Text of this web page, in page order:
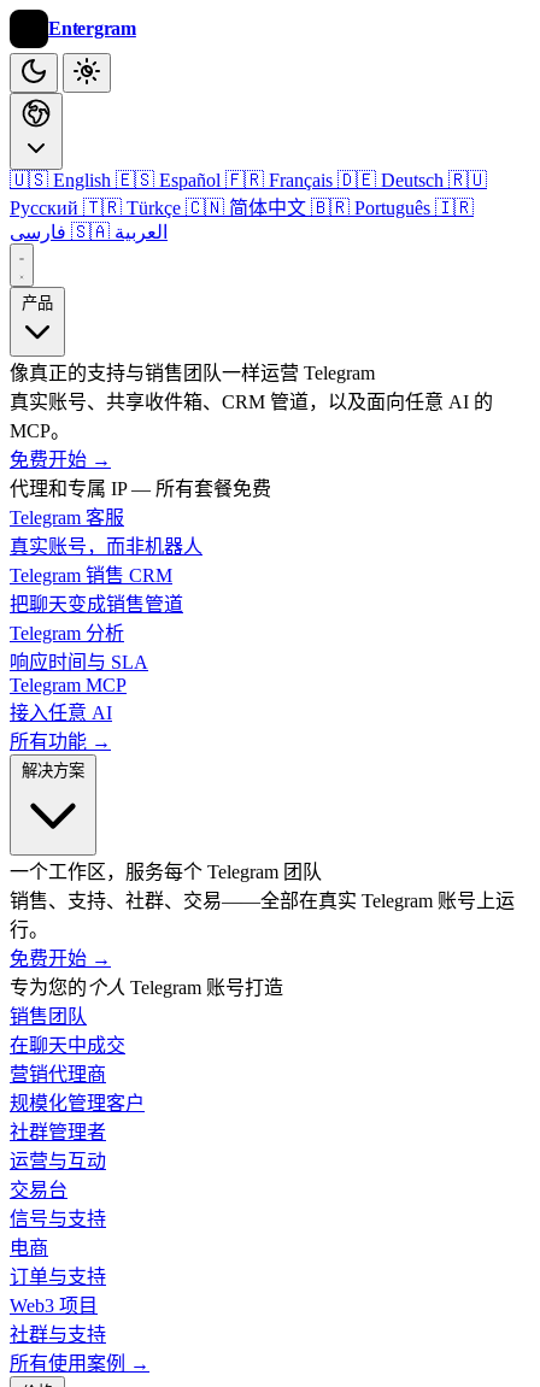
Entergram
🇺🇸 English 🇪🇸 Español 🇫🇷 Français 🇩🇪 Deutsch 🇷🇺
Русский 🇹🇷 Türkçe 🇨🇳 简体中文 🇧🇷 Português 🇮🇷
🇸🇦 العربية
产品
像真正的支持与销售团队一样运营 Telegram
真实账号、共享收件箱、CRM 管道，以及面向任意 AI 的
MCP。
免费开始 →
代理和专属 IP — 所有套餐免费
Telegram 客服
真实账号，而非机器人
Telegram 销售 CRM
把聊天变成销售管道
Telegram 分析
响应时间与 SLA
Telegram MCP
接入任意 AI
所有功能 →
解决方案
一个工作区，服务每个 Telegram 团队
销售、支持、社群、交易——全部在真实 Telegram 账号上运
行。
免费开始 →
专为您的个人 Telegram 账号打造
销售团队
在聊天中成交
营销代理商
规模化管理客户
社群管理者
运营与互动
交易台
信号与支持
电商
订单与支持
Web3 项目
社群与支持
所有使用案例 →